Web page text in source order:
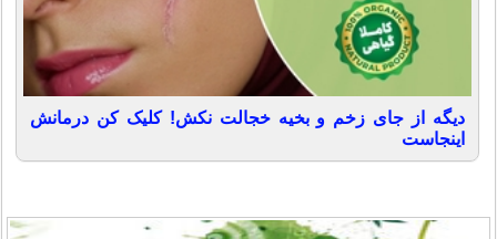
دیگه از جای زخم و بخیه خجالت نکش! کلیک کن درمانش
اینجاست